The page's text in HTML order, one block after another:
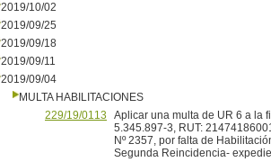
2019/10/02
2019/09/25
2019/09/18
2019/09/11
2019/09/04
MULTA HABILITACIONES
229/19/0113
Aplicar una multa de UR 6 a la
5.345.897-3, RUT:
Nº 2357, por falta de
Segunda Reincidencia-